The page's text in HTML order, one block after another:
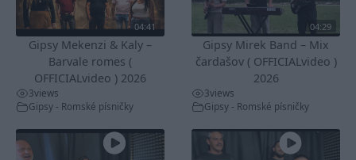
04:41
Gipsy Mekenzi & Kaly –
Barvale romes (
OFFICIALvideo ) 2026
3views
Gipsy - Romské písničky
04:29
Gipsy Mirek Band – Mix
čardašov ( OFFICIALvideo )
2026
3views
Gipsy - Romské písničky